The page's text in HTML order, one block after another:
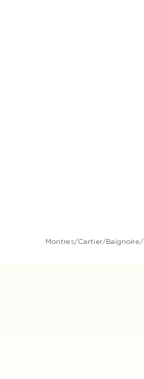
Montres/Cartier/ Baignoire/